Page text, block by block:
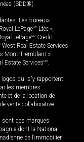
(SDD®).
Les bureaux
LePageMD Ltée »,
LePageMD Credit
West Real Estate Services
Mont-Tremblant »
Estate ServicesMD.
logos qui s'y rapportent
les membres
et de la location de
vente collaborative.
sont des marques
dont la National
de l’immobilier